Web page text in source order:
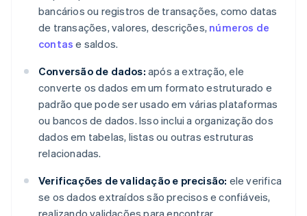
bancários ou registros de transações, como datas
de transações, valores, descrições, números de
contas e saldos.
Conversão de dados: após a extração, ele
converte os dados em um formato estruturado e
padrão que pode ser usado em várias plataformas
ou bancos de dados. Isso inclui a organização dos
dados em tabelas, listas ou outras estruturas
relacionadas.
Verificações de validação e precisão: ele verifica
se os dados extraídos são precisos e confiáveis,